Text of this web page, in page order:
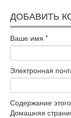
ДОБАВИТЬ
Ваше имя *
Электронная
Содержание
Домашняя